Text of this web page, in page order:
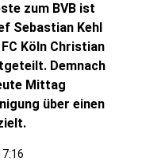
zum BVB ist
Sebastian Kehl
Köln Christian
Demnach
Mittag
über einen